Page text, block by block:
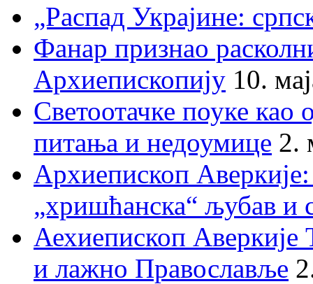
„Распад Украјине:
Фанар признао
Архиепископију 10.
Светоотачке поуке као
питања и недоумице 2.
Архиепископ
„хришћанска“ љубав и
Аехиепископ
и лажно Православље